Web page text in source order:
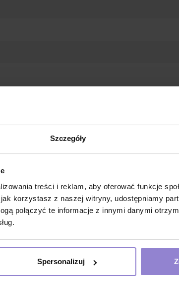
Szczegóły
treści i reklam, aby oferować funkcje
korzystasz z naszej witryny, udostępniamy
połączyć te informacje z innymi danymi
Spersonalizuj
i wielu dziedzinach